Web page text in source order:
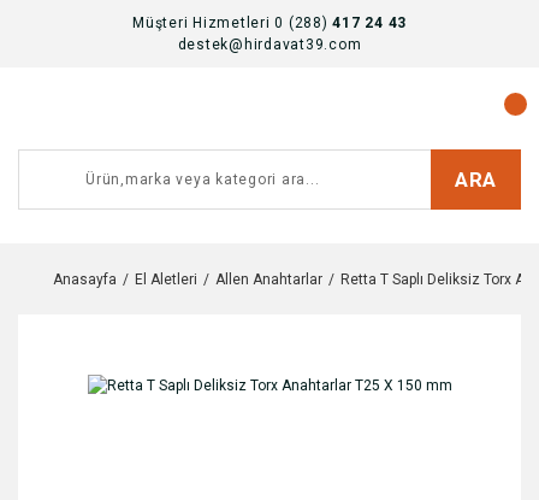
Müşteri Hizmetleri 0 (288)417 24 43
destek@hirdavat39.com
ARA
Anasayfa El Aletleri Allen Anahtarlar Retta T Saplı Deliksiz Torx